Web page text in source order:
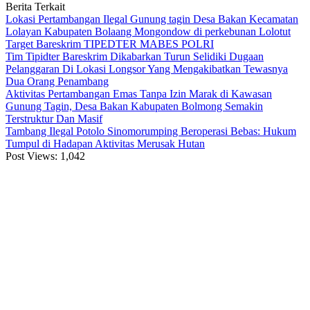
Berita Terkait
Lokasi Pertambangan Ilegal Gunung tagin Desa Bakan Kecamatan
Lolayan Kabupaten Bolaang Mongondow di perkebunan Lolotut
Target Bareskrim TIPEDTER MABES POLRI
Tim Tipidter Bareskrim Dikabarkan Turun Selidiki Dugaan
Pelanggaran Di Lokasi Longsor Yang Mengakibatkan Tewasnya
Dua Orang Penambang
Aktivitas Pertambangan Emas Tanpa Izin Marak di Kawasan
Gunung Tagin, Desa Bakan Kabupaten Bolmong Semakin
Terstruktur Dan Masif
Tambang Ilegal Potolo Sinomorumping Beroperasi Bebas: Hukum
Tumpul di Hadapan Aktivitas Merusak Hutan
Post Views: 1,042